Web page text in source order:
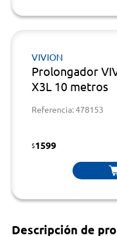
VIVION
Prolongador
X3L 10 metros
Referencia: 478153
$1599
Descripción de